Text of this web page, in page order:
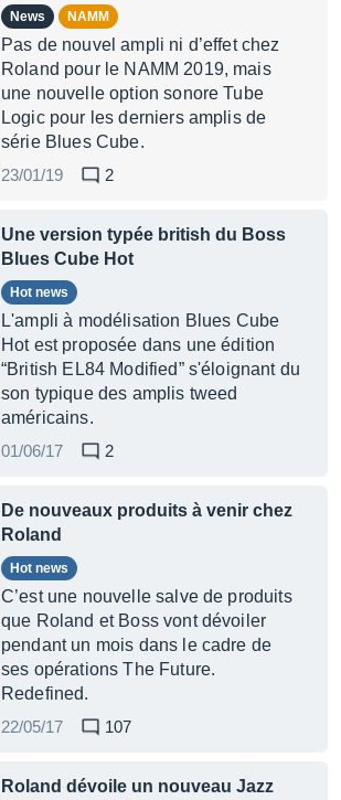
News NAMM
Pas de nouvel ampli ni d’effet chez
Roland pour le NAMM 2019, mais
une nouvelle option sonore Tube
Logic pour les derniers amplis de
série Blues Cube.
23/01/19
2
Une version typée british du Boss
Blues Cube Hot
Hot news
L'ampli à modélisation Blues Cube
Hot est proposée dans une édition
“British EL84 Modified” s'éloignant du
son typique des amplis tweed
américains.
01/06/17
2
De nouveaux produits à venir chez
Roland
Hot news
C’est une nouvelle salve de produits
que Roland et Boss vont dévoiler
pendant un mois dans le cadre de
ses opérations The Future.
Redefined.
22/05/17
107
Roland dévoile un nouveau Jazz